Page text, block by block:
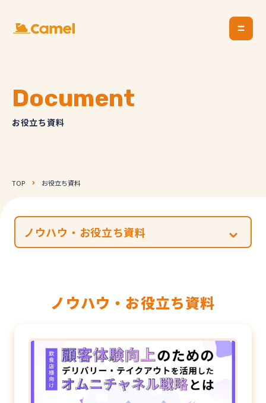
Document
お役立ち資料
TOP お役立ち資料
ノウハウ・お役立ち資料
ノウハウ・お役立ち資料